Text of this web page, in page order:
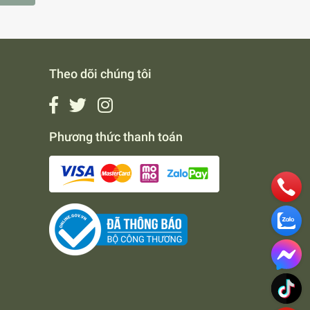
Theo dõi chúng tôi
Phương thức thanh toán